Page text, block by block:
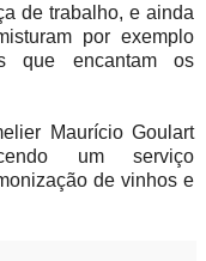
de trabalho, e ainda
por exemplo
que encantam os
Maurício Goulart
um serviço
de vinhos e